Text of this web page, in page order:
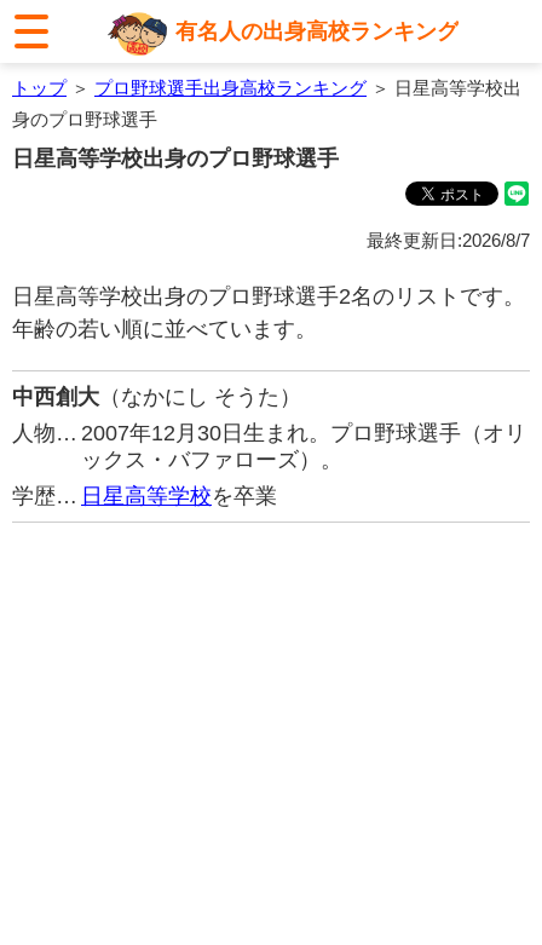
有名人の出身高校ランキング
トップ＞ プロ野球選手出身高校ランキング ＞ 日星高等学校出
身のプロ野球選手
日星高等学校出身のプロ野球選手
最終更新日:2026/8/7
日星高等学校出身のプロ野球選手2名のリストです。
年齢の若い順に並べています。
中西創大 （なかにし そうた）
人物… 2007年12月30日生まれ。プロ野球選手（オリ
ックス・バファローズ）。
学歴… 日星高等学校を卒業